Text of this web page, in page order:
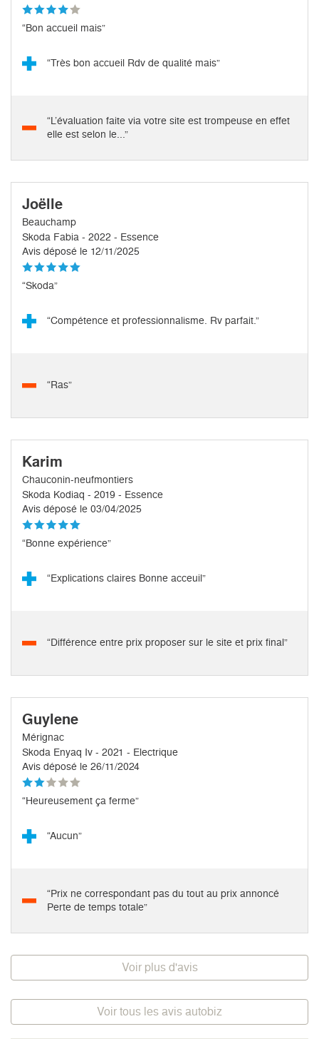
“Bon accueil mais”
“Très bon accueil Rdv de qualité mais”
“L’évaluation faite via votre site est trompeuse en effet
elle est selon le...”
Joëlle
Beauchamp
Skoda Fabia - 2022 - Essence
Avis déposé le 12/11/2025
“Skoda”
“Compétence et professionnalisme. Rv parfait.”
“Ras”
Karim
Chauconin-neufmontiers
Skoda Kodiaq - 2019 - Essence
Avis déposé le 03/04/2025
“Bonne expérience”
“Explications claires Bonne acceuil”
“Différence entre prix proposer sur le site et prix final”
Guylene
Mérignac
Skoda Enyaq Iv - 2021 - Electrique
Avis déposé le 26/11/2024
“Heureusement ça ferme”
“Aucun”
“Prix ne correspondant pas du tout au prix annoncé
Perte de temps totale”
Voir plus d'avis
Voir tous les avis autobiz